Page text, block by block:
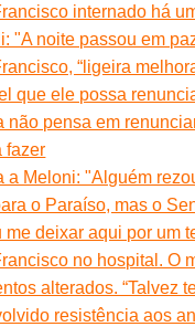
internado há
"A noite passou em
“ligeira
que ele possa
não pensa em
fazer
a Meloni: "Alguém
o Paraíso, mas o
me deixar aqui por um
no hospital. O
alterados. “Talvez
resistência aos